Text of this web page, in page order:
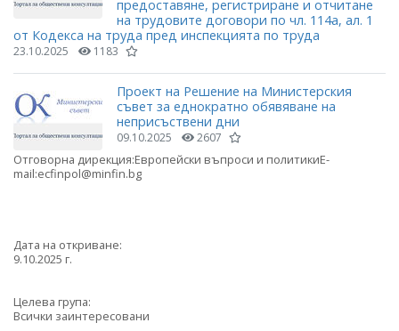
предоставяне, регистриране и отчитане
на трудовите договори по чл. 114а, ал. 1
от Кодекса на труда пред инспекцията по труда
23.10.2025 1183
Проект на Решение на Министерския
съвет за еднократно обявяване на
неприсъствени дни
09.10.2025 2607
Отговорна дирекция:Европейски въпроси и политикиE-
mail:ecfinpol@minfin.bg
Дата на откриване:
9.10.2025 г.
Целева група:
Всички заинтересовани